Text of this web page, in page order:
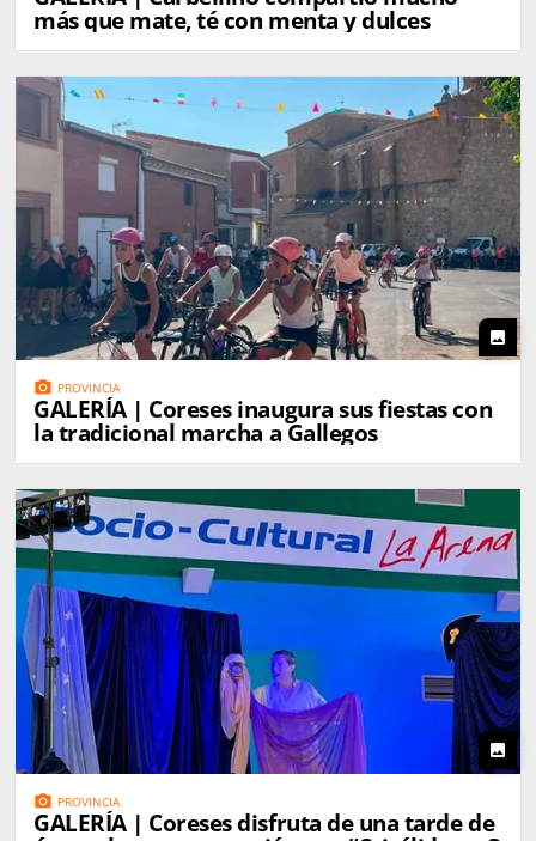
más que mate, té con menta y dulces
photo
photo_camera PROVINCIA
GALERÍA | Coreses inaugura sus fiestas con
la tradicional marcha a Gallegos
photo
photo_camera PROVINCIA
GALERÍA | Coreses disfruta de una tarde de